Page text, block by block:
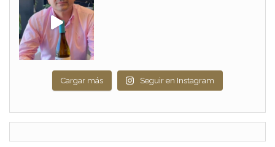
Cargar más Seguir en Instagram